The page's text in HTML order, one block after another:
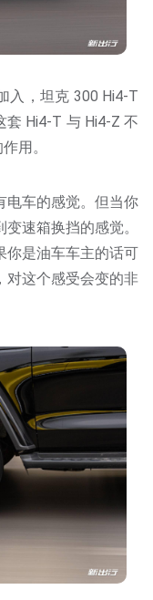
入，坦克 300 Hi4-T
套 Hi4-T 与 Hi4-Z 不
用。
电车的感觉。但当你
速箱换挡的感觉。
你是油车车主的话可
对这个感受会变的非